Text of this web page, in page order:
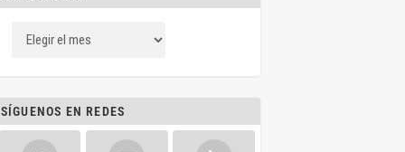
SÍGUENOS EN REDES